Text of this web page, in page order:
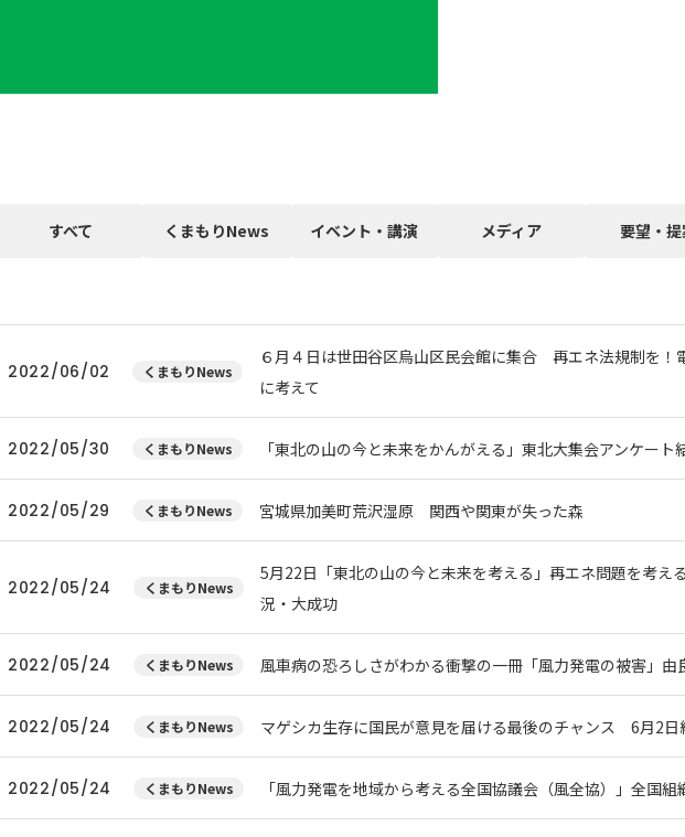
すべて くまもりNews イベント・講演 メディア 要望・
2022/06/02 くまもりNews
６月４日は世田谷区烏山区民会館に集合 再エネ法規制を！
に考えて
2022/05/30 くまもりNews 「東北の山の今と未来をかんがえる」東北大集会アンケート
2022/05/29 くまもりNews 宮城県加美町荒沢湿原 関西や関東が失った森
2022/05/24 くまもりNews
5月22日「東北の山の今と未来を考える」再エネ問題を考
況・大成功
2022/05/24 くまもりNews 風車病の恐ろしさがわかる衝撃の一冊「風力発電の被害」由
2022/05/24 くまもりNews マゲシカ生存に国民が意見を届ける最後のチャンス 6月2
2022/05/24 くまもりNews 「風力発電を地域から考える全国協議会（風全協）」全国